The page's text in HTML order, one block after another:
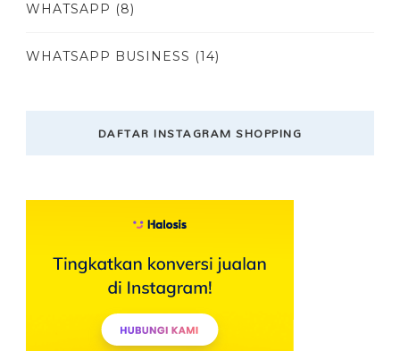
WHATSAPP (8)
WHATSAPP BUSINESS (14)
DAFTAR INSTAGRAM SHOPPING